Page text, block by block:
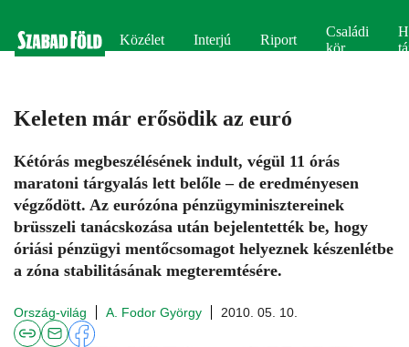
Közélet Interjú Riport
Családi
kör
Keleten már erősödik az euró
Kétórás megbeszélésének indult, végül 11 órás
maratoni tárgyalás lett belőle – de eredményesen
végződött. Az eurózóna pénzügyminisztereinek
brüsszeli tanácskozása után bejelentették be, hogy
óriási pénzügyi mentőcsomagot helyeznek készenlétbe
a zóna stabilitásának megteremtésére.
Ország-világ A. Fodor György 2010. 05. 10.